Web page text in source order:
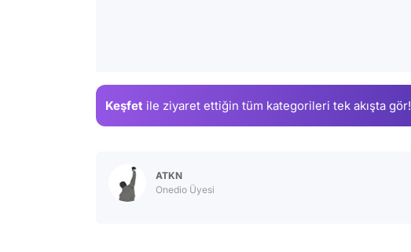
Keşfet ile ziyaret ettiğin tüm kategorileri tek akışta gör!
ATKN
Onedio Üyesi